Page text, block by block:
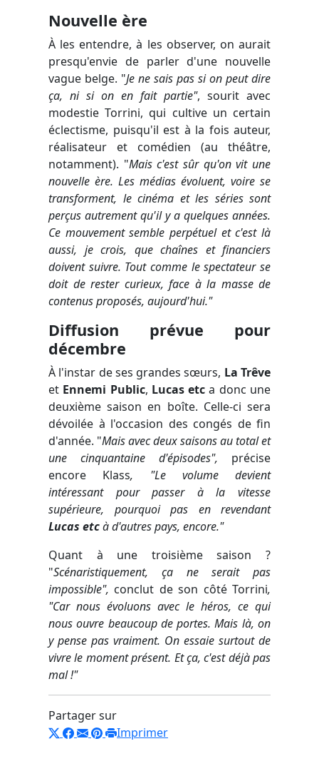
Nouvelle ère
À les entendre, à les observer, on aurait
presqu'envie de parler d'une nouvelle
vague belge. "Je ne sais pas si on peut dire
ça, ni si on en fait partie", sourit avec
modestie Torrini, qui cultive un certain
éclectisme, puisqu'il est à la fois auteur,
réalisateur et comédien (au théâtre,
notamment). "Mais c'est sûr qu'on vit une
nouvelle ère. Les médias évoluent, voire se
transforment, le cinéma et les séries sont
perçus autrement qu'il y a quelques années.
Ce mouvement semble perpétuel et c'est là
aussi, je crois, que chaînes et financiers
doivent suivre. Tout comme le spectateur se
doit de rester curieux, face à la masse de
contenus proposés, aujourd'hui."
Diffusion prévue pour
décembre
À l'instar de ses grandes sœurs, La Trêve
et Ennemi Public, Lucas etca donc une
deuxième saison en boîte. Celle-ci sera
dévoilée à l'occasion des congés de fin
d'année. "Mais avec deux saisons au total et
une cinquantaine d'épisodes", précise
encore Klass, "Le volume devient
intéressant pour passer à la vitesse
supérieure, pourquoi pas en revendant
Lucas etcàd'autres pays, encore."
Quant à une troisième saison ?
"Scénaristiquement, ça ne serait pas
impossible", conclut de son côté Torrini,
"Car nous évoluons avec le héros, ce qui
nous ouvre beaucoup de portes. Mais là, on
y pense pas vraiment. On essaie surtout de
vivre le moment présent. Et ça, c'est déjà pas
mal !"
Partager sur
Imprimer